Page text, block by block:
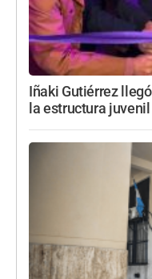
Iñaki Gutiérrez
la estructura